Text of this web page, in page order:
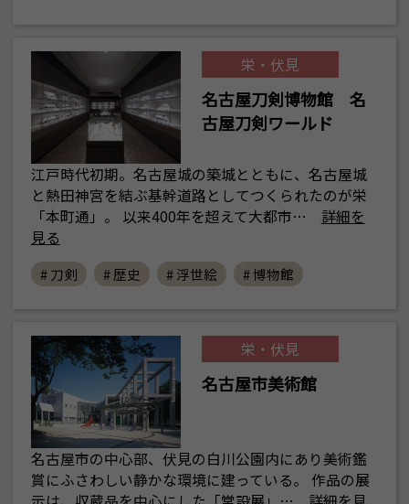
栄・伏見
名古屋刀剣博物館 名
古屋刀剣ワールド
江戸時代初期。名古屋城の築城とともに、名古屋城
と熱田神宮を結ぶ基幹道路としてつくられたのが栄
「本町通」。 以来400年を超えて大都市…
詳細を
見る
# 刀剣 # 歴史 # 浮世絵 # 博物館
栄・伏見
名古屋市美術館
名古屋市の中心部、伏見の白川公園内にあり美術鑑
賞にふさわしい静かな環境に建っている。 作品の展